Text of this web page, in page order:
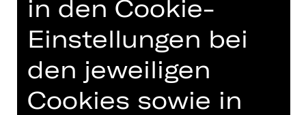
Programm erwarten darf.
Eine Veranstaltung der Freunde der
Staatsphilharmonie Nürnberg e. V.
in den Cookie-
Einstellungen bei
den jeweiligen
Cookies sowie in